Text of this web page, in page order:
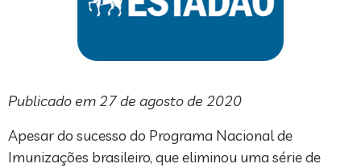
Publicado em 27 de agosto de 2020
Apesar do sucesso do Programa Nacional de
Imunizações brasileiro, que eliminou uma série de